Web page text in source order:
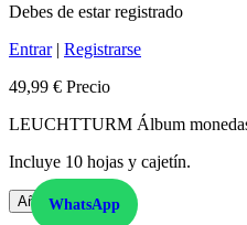
Debes de estar registrado
Entrar| Registrarse
49,99 € Precio
LEUCHTTURM Álbum
Incluye 10 hojas y cajetín.
Añadir al carrito
WhatsApp